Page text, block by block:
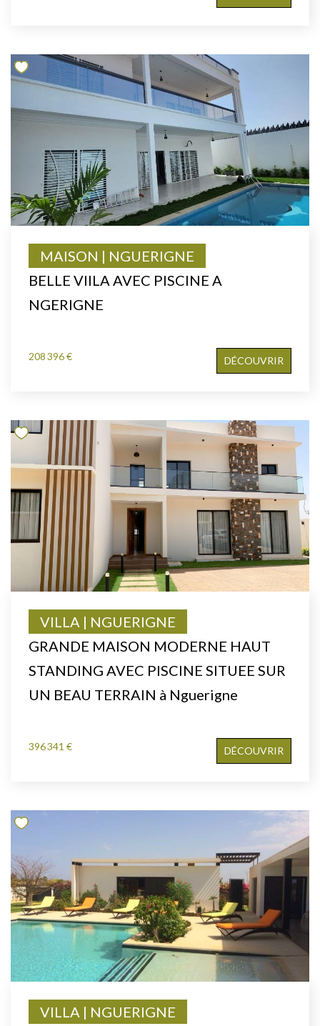
BELLE VIILA AVEC PISCINE A
NGERIGNE
MAISON | NGUERIGNE
208 396 € DÉCOUVRIR
GRANDE MAISON MODERNE HAUT
STANDING AVEC PISCINE SITUEE SUR
UN BEAU TERRAIN à Nguerigne
VILLA | NGUERIGNE
396 341 € DÉCOUVRIR
VILLA | NGUERIGNE